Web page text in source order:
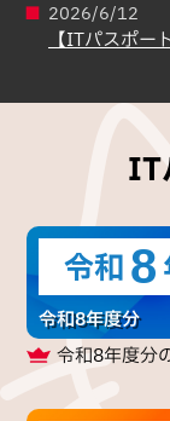
2026/6/12
【ITパスポー
IT
令和8
令和8年度分
令和8年度分